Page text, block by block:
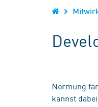
Normung
kannst dabei